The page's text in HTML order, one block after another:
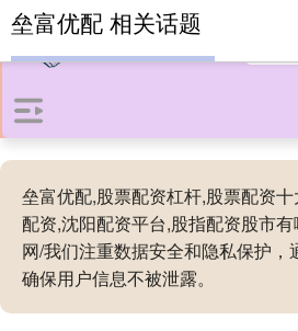
垒富优配,股票配资杠杆,股票配资
配资,沈阳配资平台,股指配资股市
网/我们注重数据安全和隐私保护，
确保用户信息不被泄露。
垒富优配 相关话题